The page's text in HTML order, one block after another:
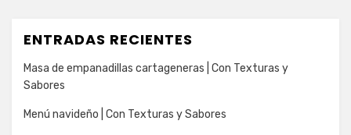
ENTRADAS RECIENTES
Masa de empanadillas cartageneras | Con Texturas y
Sabores
Menú navideño | Con Texturas y Sabores